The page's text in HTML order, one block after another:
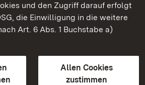
und den Zugriff darauf erfolgt
die Einwilligung in die weitere
Art. 6 Abs. 1 Buchstabe a)
Allen Cookies
zustimmen
und Gärten Baden-Württemberg
Sprache
Seiten)